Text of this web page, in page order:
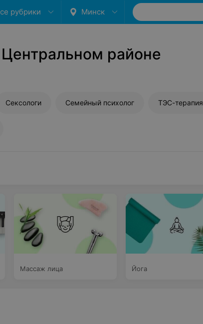
рубрики Минск
районе
Сексологи Семейный психолог ТЭС-терапия
Массаж лица Йога